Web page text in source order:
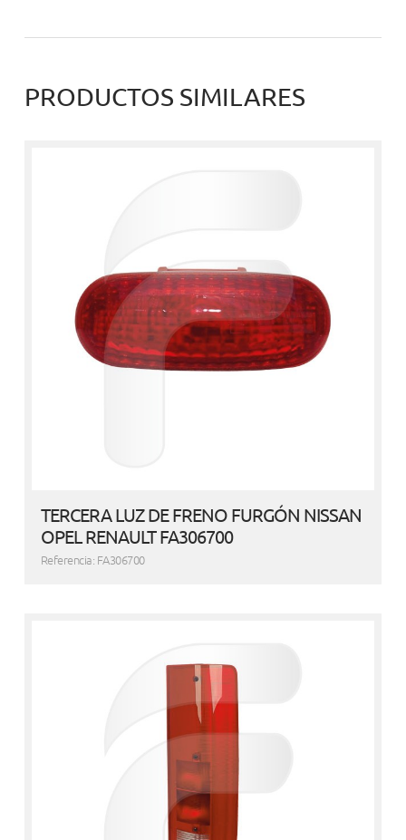
PRODUCTOS SIMILARES
TERCERA LUZ DE FRENO FURGÓN NISSAN
OPEL RENAULT FA306700
Referencia: FA306700